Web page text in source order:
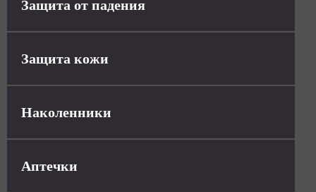
Защита от падения
Защита кожи
Наколенники
Аптечки